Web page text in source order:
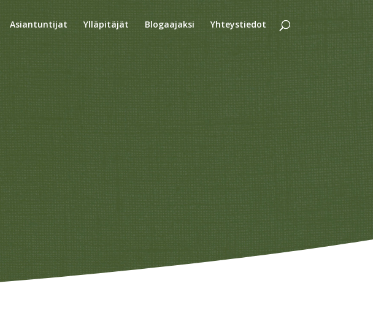
Asiantuntijat Ylläpitäjät Blogaajaksi Yhteystiedot